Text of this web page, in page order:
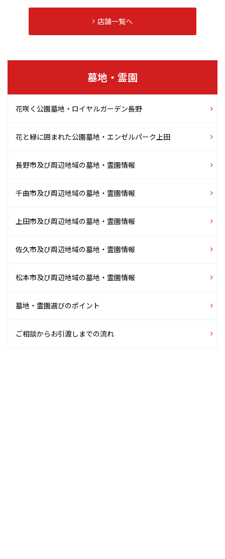
店舗一覧へ
墓地・霊園
花咲く公園墓地 ・ロイヤルガーデン長野
花と緑に囲まれた公園墓地 ・エンゼルパーク上田
長野市及び周辺地域の墓地・霊園情報
千曲市及び周辺地域の墓地・霊園情報
上田市及び周辺地域の墓地・霊園情報
佐久市及び周辺地域の墓地・霊園情報
松本市及び周辺地域の墓地・霊園情報
墓地・霊園選びのポイント
ご相談からお引渡しまでの流れ